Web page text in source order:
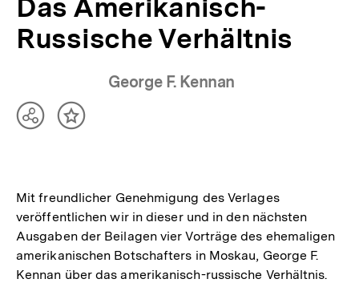
Das Amerikanisch-
Russische Verhältnis
George F. Kennan
TeilenInhalt
Mit freundlicher Genehmigung des Verlages
veröffentlichen wir in dieser und in den nächsten
Ausgaben der Beilagen vier Vorträge des ehemaligen
amerikanischen Botschafters in Moskau, George F.
Kennan über das amerikanisch-russische Verhältnis.